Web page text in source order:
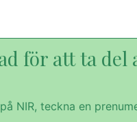
för att ta del
NIR, teckna en